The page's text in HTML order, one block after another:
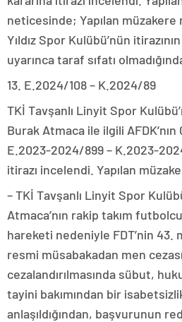
neticesinde; Yapılan müzakere
Yıldız Spor Kulübü’nün
uyarınca taraf sıfatı
13. E.2024/108 – K.2024/89
TKİ Tavşanlı Linyit Spor
Burak Atmaca ile ilgili
E.2023-2024/899 – K.2023-
itirazı incelendi. Yapılan
– TKİ Tavşanlı Linyit Spor
Atmaca’nın rakip takım
hareketi nedeniyle FDT’nin 43.
resmi müsabakadan men
cezalandırılmasında sübut,
tayini bakımından bir
anlaşıldığından, başvurunun